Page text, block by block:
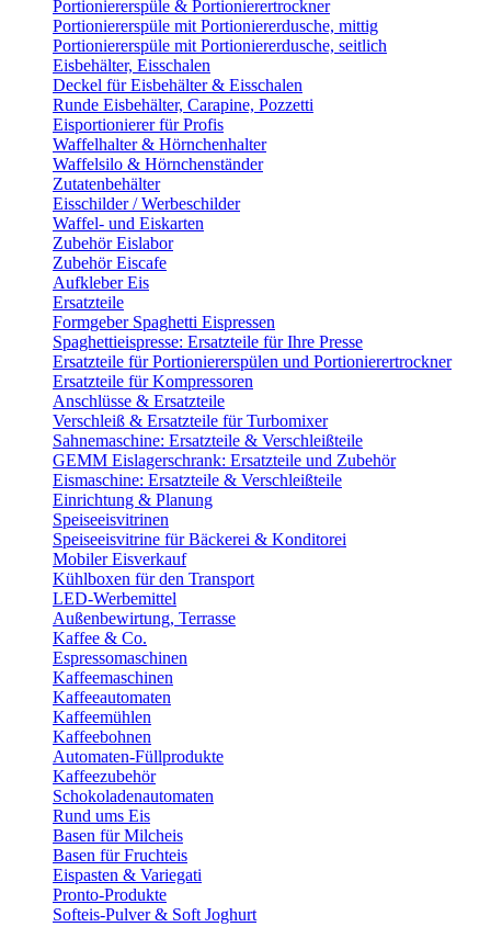
Portioniererspüle & Portionierertrockner
Portioniererspüle mit Portioniererdusche, mittig
Portioniererspüle mit Portioniererdusche, seitlich
Eisbehälter, Eisschalen
Deckel für Eisbehälter & Eisschalen
Runde Eisbehälter, Carapine, Pozzetti
Eisportionierer für Profis
Waffelhalter & Hörnchenhalter
Waffelsilo & Hörnchenständer
Zutatenbehälter
Eisschilder / Werbeschilder
Waffel- und Eiskarten
Zubehör Eislabor
Zubehör Eiscafe
Aufkleber Eis
Ersatzteile
Formgeber Spaghetti Eispressen
Spaghettieispresse: Ersatzteile für Ihre Presse
Ersatzteile für Portioniererspülen und Portionierertrockner
Ersatzteile für Kompressoren
Anschlüsse & Ersatzteile
Verschleiß & Ersatzteile für Turbomixer
Sahnemaschine: Ersatzteile & Verschleißteile
GEMM Eislagerschrank: Ersatzteile und Zubehör
Eismaschine: Ersatzteile & Verschleißteile
Einrichtung & Planung
Speiseeisvitrinen
Speiseeisvitrine für Bäckerei & Konditorei
Mobiler Eisverkauf
Kühlboxen für den Transport
LED-Werbemittel
Außenbewirtung, Terrasse
Kaffee & Co.
Espressomaschinen
Kaffeemaschinen
Kaffeeautomaten
Kaffeemühlen
Kaffeebohnen
Automaten-Füllprodukte
Kaffeezubehör
Schokoladenautomaten
Rund ums Eis
Basen für Milcheis
Basen für Fruchteis
Eispasten & Variegati
Pronto-Produkte
Softeis-Pulver & Soft Joghurt